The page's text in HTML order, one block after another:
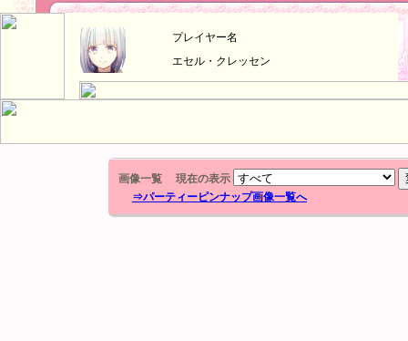
プレイヤー名
エセル・クレッセン
画像一覧 現在の表示
⇒パーティーピンナップ画像一覧へ